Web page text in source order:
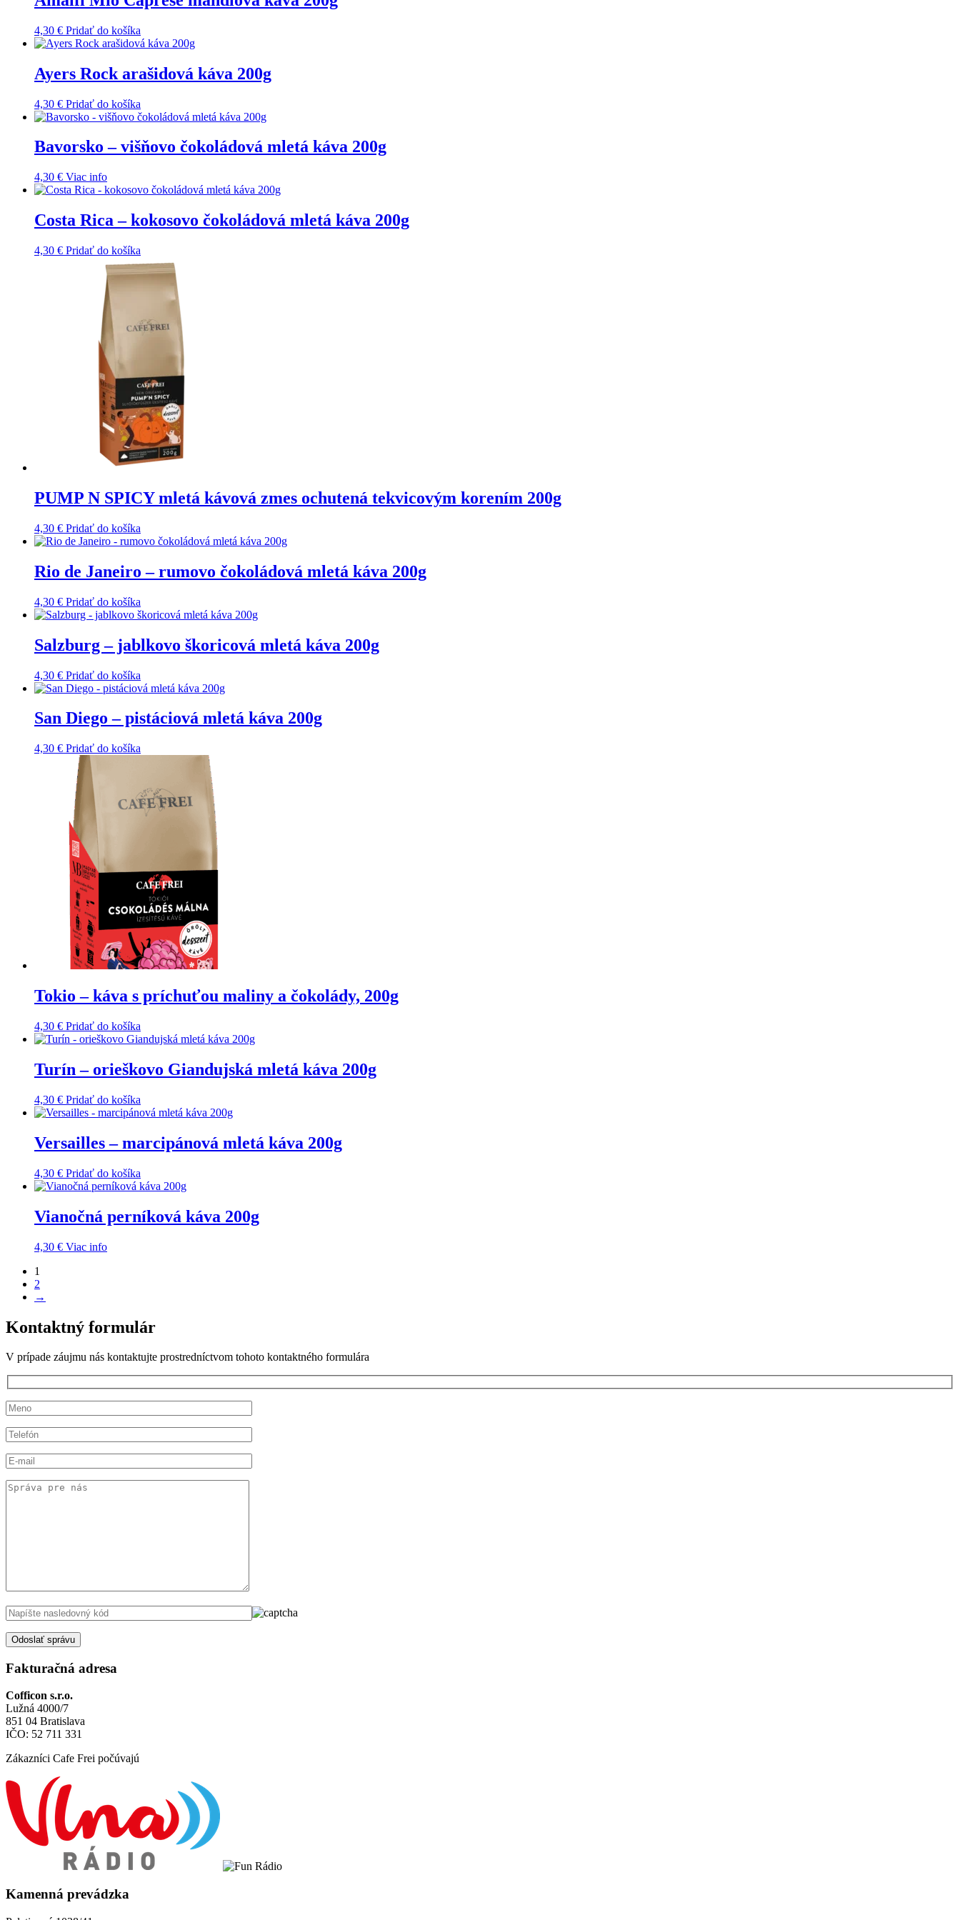
4,30 € Pridať do košíka
Ayers Rock arašidová káva 200g
4,30 € Pridať do košíka
Bavorsko – višňovo čokoládová mletá káva 200g
4,30 € Viac info
Costa Rica – kokosovo čokoládová mletá káva 200g
4,30 € Pridať do košíka
PUMP N SPICY mletá kávová zmes ochutená tekvicovým korením 200g
4,30 € Pridať do košíka
Rio de Janeiro – rumovo čokoládová mletá káva 200g
4,30 € Pridať do košíka
Salzburg – jablkovo škoricová mletá káva 200g
4,30 € Pridať do košíka
San Diego – pistáciová mletá káva 200g
4,30 € Pridať do košíka
Tokio – káva s príchuťou maliny a čokolády, 200g
4,30 € Pridať do košíka
Turín – orieškovo Giandujská mletá káva 200g
4,30 € Pridať do košíka
Versailles – marcipánová mletá káva 200g
4,30 € Pridať do košíka
Vianočná perníková káva 200g
4,30 € Viac info
1
2
→
Kontaktný formulár
V prípade záujmu nás kontaktujte prostredníctvom tohoto kontaktného formulára
Odoslať správu
Fakturačná adresa
Cofficon s.r.o.
Lužná 4000/7
851 04 Bratislava
IČO: 52 711 331
Zákazníci Cafe Frei počúvajú
Kamenná prevádzka